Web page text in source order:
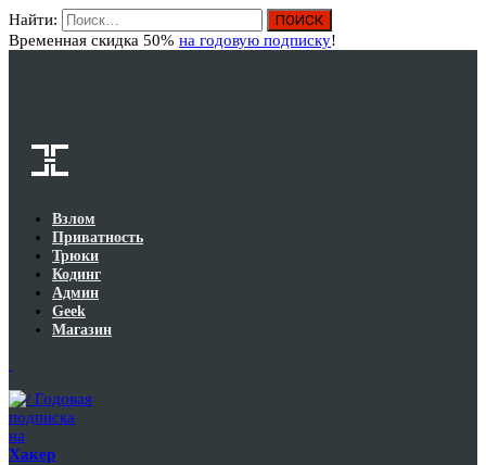
Найти:
Временная скидка 50% на годовую подписку!
Взлом
Приватность
Трюки
Кодинг
Админ
Geek
Магазин
Годовая
подписка
на
Хакер